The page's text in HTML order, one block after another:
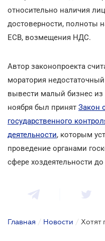
относительно наличия
достоверности, полноты
ЕСВ, возмещения НДС.
Автор законопроекта
моратория
вывести малый бизнес
ноября был принят Закон
государственного
деятельности, которым
проведение органами
сфере хоздеятельности до
Главная / Новости / Хотят